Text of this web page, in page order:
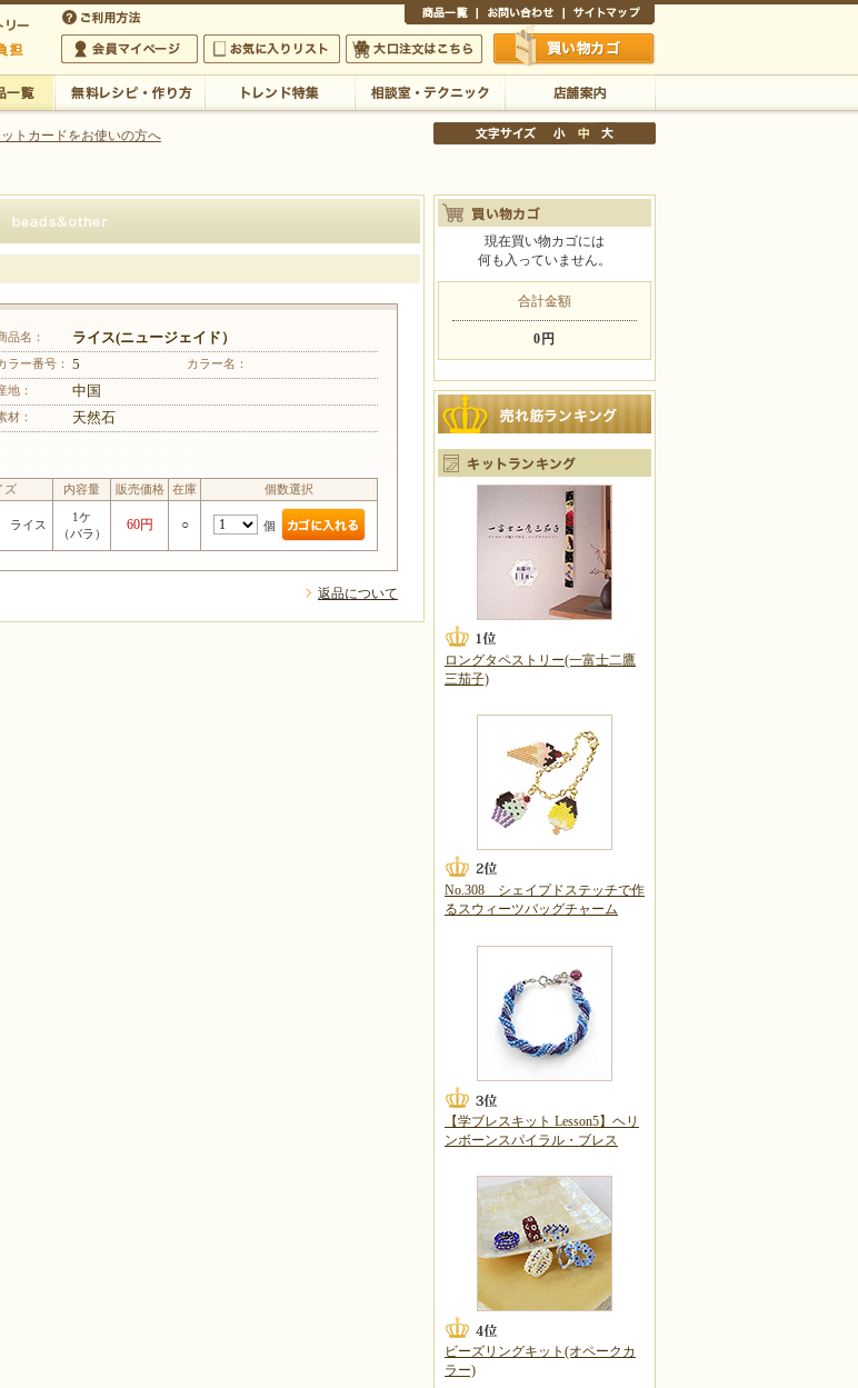
リー 5,000円以上のご注文で送料は当店が負担いたします
送料は当店が負担いたします
会員マイページ
お気に入りリスト 大口注文はこちら 買い物かご
店舗案内
トカードをお使いの方へ
品名： ライス(ニュージェイド）
ラー番号： 5
カラー名：
地：
中国
材： 天然石
ズ 内容量 販売価格 在庫 個数選択
ライス
1ケ
（バラ）
60円 ○ 個
返品について
現在買い物カゴには
何も入っていません。
合計金額
0円
ロングタペストリー(一富士二鷹
三茄子)
No.308 シェイプドステッチで作
るスウィーツバッグチャーム
【学ブレスキット Lesson5】ヘリ
ンボーンスパイラル・ブレス
ビーズリングキット(オペークカ
ラー)